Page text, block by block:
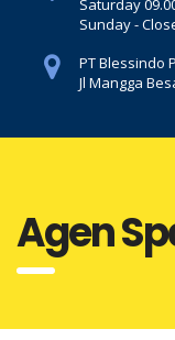
Saturday
Sunday -
PT Blessindo
Jl Mangga
Agen